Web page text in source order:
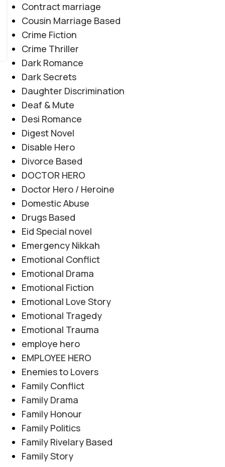
Contract marriage
Cousin Marriage Based
Crime Fiction
Crime Thriller
Dark Romance
Dark Secrets
Daughter Discrimination
Deaf & Mute
Desi Romance
Digest Novel
Disable Hero
Divorce Based
DOCTOR HERO
Doctor Hero / Heroine
Domestic Abuse
Drugs Based
Eid Special novel
Emergency Nikkah
Emotional Conflict
Emotional Drama
Emotional Fiction
Emotional Love Story
Emotional Tragedy
Emotional Trauma
employe hero
EMPLOYEE HERO
Enemies to Lovers
Family Conflict
Family Drama
Family Honour
Family Politics
Family Rivelary Based
Family Story